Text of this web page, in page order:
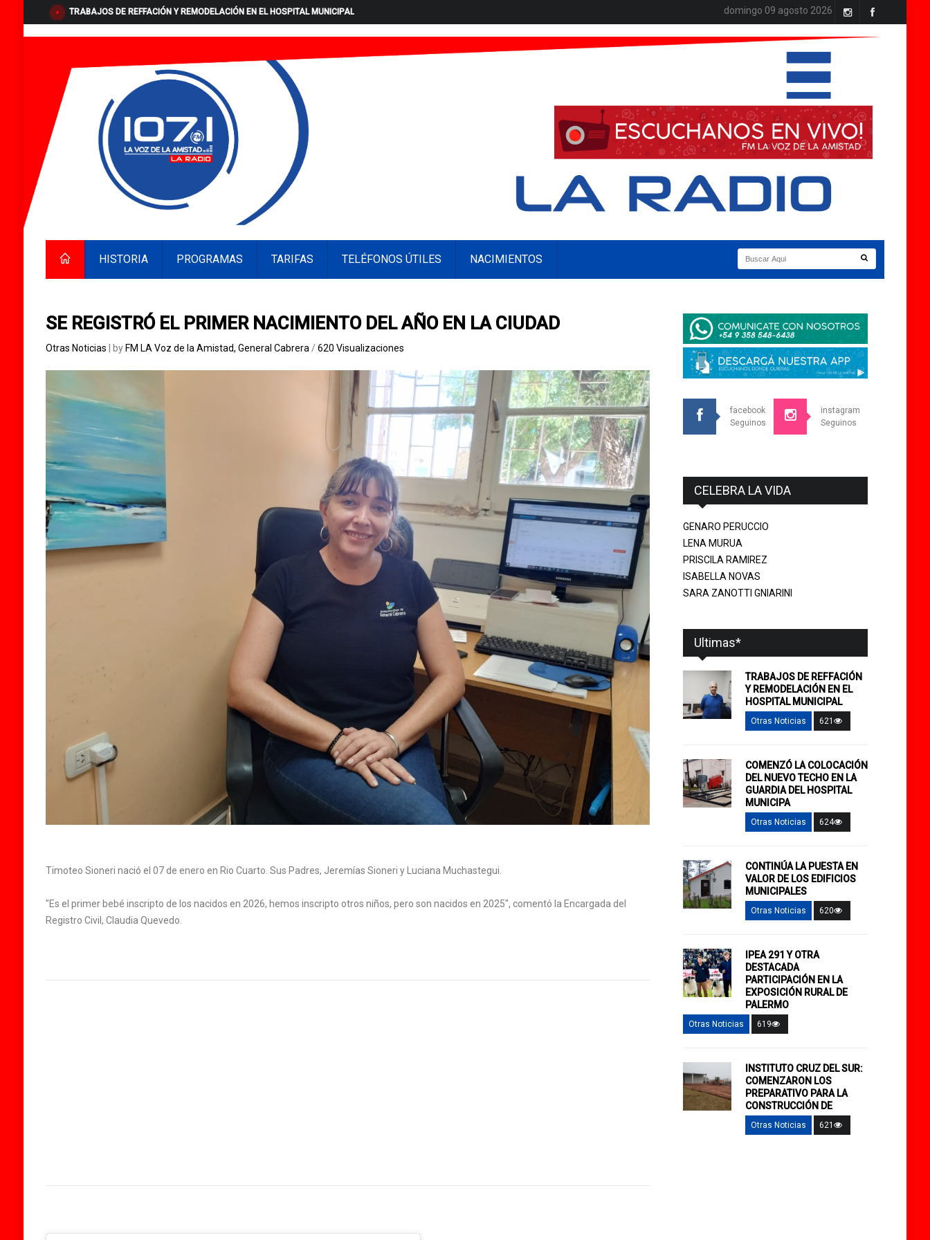
TRABAJOS DE REFFACIÓN Y REMODELACIÓN EN EL HOSPITAL MUNICIPAL domingo 09 agosto 2026
HISTORIA PROGRAMAS TARIFAS TELÉFONOS ÚTILES NACIMIENTOS
SE REGISTRÓ EL PRIMER NACIMIENTO DEL AÑO EN LA CIUDAD
Otras Noticias | by FM LA Voz de la Amistad, General Cabrera /620 Visualizaciones
Timoteo Sioneri nació el 07 de enero en Rio Cuarto. Sus Padres, Jeremías Sioneri y Luciana Muchastegui.
"Es el primer bebé inscripto de los nacidos en 2026, hemos inscripto otros niños, pero son nacidos en 2025", comentó la Encargada del
Registro Civil, Claudia Quevedo.
facebook
Seguinos
instagram
Seguinos
CELEBRA LA VIDA
GENARO PERUCCIO
LENA MURUA
PRISCILA RAMIREZ
ISABELLA NOVAS
SARA ZANOTTI GNIARINI
Ultimas*
TRABAJOS DE REFFACIÓN
Y REMODELACIÓN EN EL
HOSPITAL MUNICIPAL
Otras Noticias 621
COMENZÓ LA COLOCACIÓN
DEL NUEVO TECHO EN LA
GUARDIA DEL HOSPITAL
MUNICIPA
Otras Noticias 624
CONTINÚA LA PUESTA EN
VALOR DE LOS EDIFICIOS
MUNICIPALES
Otras Noticias 620
IPEA 291 Y OTRA
DESTACADA
PARTICIPACIÓN EN LA
EXPOSICIÓN RURAL DE
PALERMO
Otras Noticias 619
INSTITUTO CRUZ DEL SUR:
COMENZARON LOS
PREPARATIVO PARA LA
CONSTRUCCIÓN DE
Otras Noticias 621